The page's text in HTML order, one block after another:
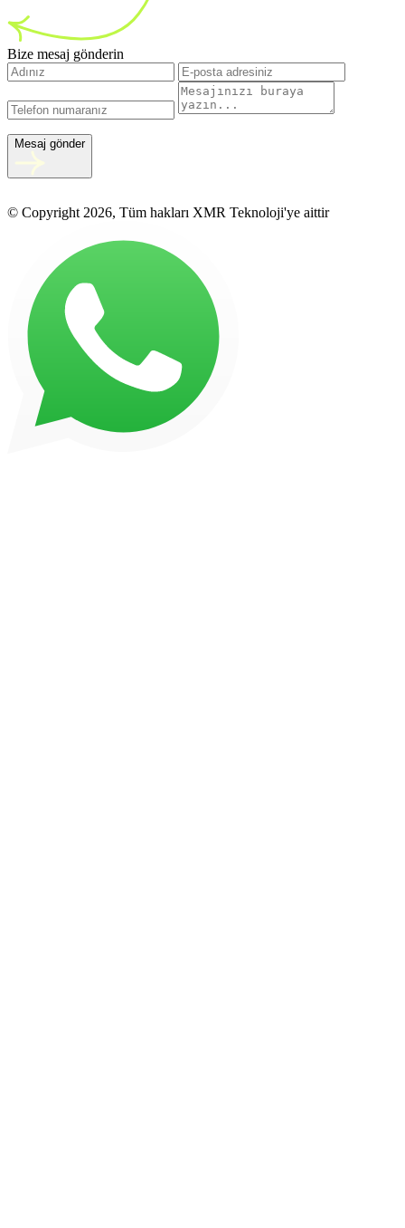
Bize mesaj gönderin
Mesaj gönder
© Copyright 2026, Tüm hakları XMR Teknoloji'ye aittir